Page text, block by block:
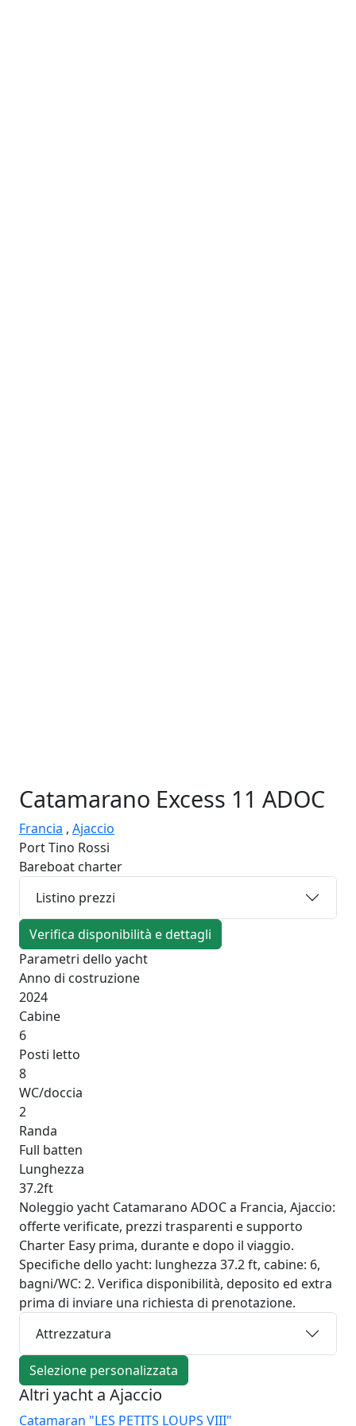
Catamarano Excess 11 ADOC
Francia , Ajaccio
Port Tino Rossi
Bareboat charter
Listino prezzi
Verifica disponibilità e dettagli
Parametri dello yacht
Anno di costruzione
2024
Cabine
6
Posti letto
8
WC/doccia
2
Randa
Full batten
Lunghezza
37.2ft
Noleggio yacht Catamarano ADOC a Francia, Ajaccio:
offerte verificate, prezzi trasparenti e supporto
Charter Easy prima, durante e dopo il viaggio.
Specifiche dello yacht: lunghezza 37.2 ft, cabine: 6,
bagni/WC: 2. Verifica disponibilità, deposito ed extra
prima di inviare una richiesta di prenotazione.
Attrezzatura
Selezione personalizzata
Altri yacht a Ajaccio
Catamaran "LES PETITS LOUPS VIII"